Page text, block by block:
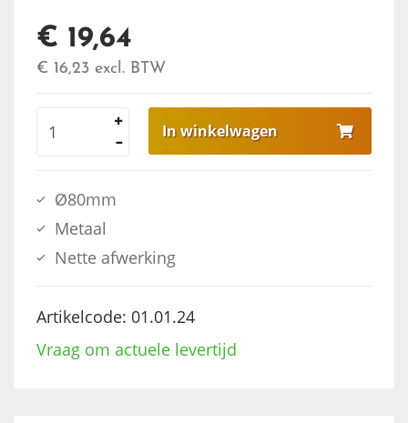
€ 19,64
€ 16,23 excl. BTW
In winkelwagen
Ø80mm
Metaal
Nette afwerking
Artikelcode: 01.01.24
Vraag om actuele levertijd